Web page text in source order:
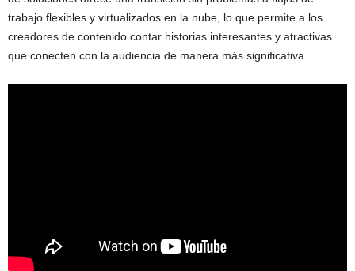
trabajo flexibles y virtualizados en la nube, lo que permite a los
creadores de contenido contar historias interesantes y atractivas
que conecten con la audiencia de manera más significativa.